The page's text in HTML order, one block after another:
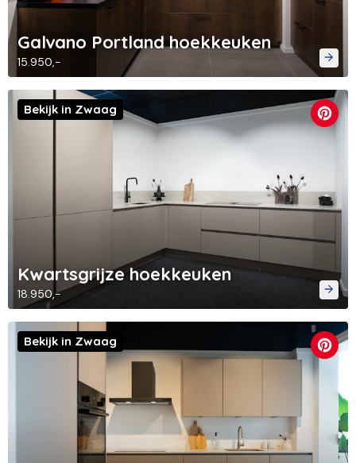
Galvano Portland hoekkeuken
15.950,-
Kwartsgrijze hoekkeuken
18.950,-
Bekijk in Zwaag
Bekijk in Zwaag